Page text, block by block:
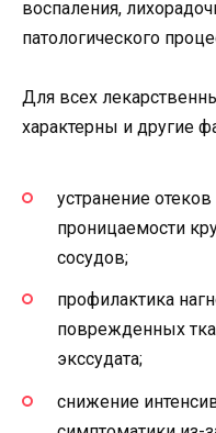
воспаления,
патологического
Для всех
характерны и другие
устранение
проницаемости
сосудов;
профилактика
поврежденных
экссудата;
снижение